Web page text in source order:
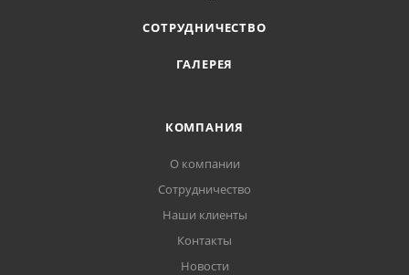
СОТРУДНИЧЕСТВО
ГАЛЕРЕЯ
КОМПАНИЯ
О компании
Сотрудничество
Наши клиенты
Контакты
Новости